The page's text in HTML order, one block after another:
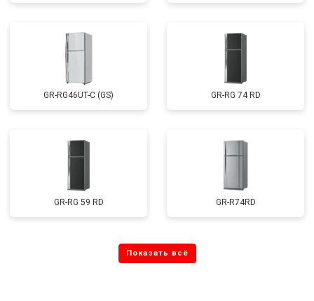
GR-RG46UT-C (GS) GR-RG 74 RD
GR-RG 59 RD GR-R74RD